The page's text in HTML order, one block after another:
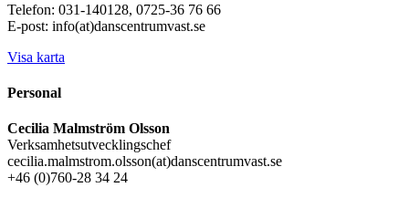
Telefon: 031-140128, 0725-36 76 66
E-post: info(at)danscentrumvast.se
Visa karta
Personal
Cecilia Malmström Olsson
Verksamhetsutvecklingschef
cecilia.malmstrom.olsson(at)danscentrumvast.se
+46 (0)760-28 34 24